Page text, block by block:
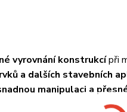
vyrovnání konstrukcípři
a dalších stavebních
manipulaci a